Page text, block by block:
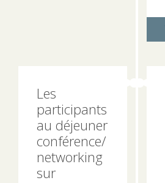
Les
participants
au déjeuner
conférence/
networking
sur